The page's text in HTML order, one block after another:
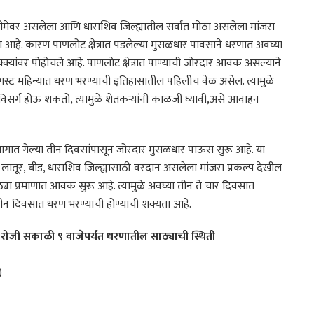
असलेला आणि धाराशिव जिल्ह्यातील सर्वात मोठा असलेला मांजरा
आहे. कारण पाणलोट क्षेत्रात पडलेल्या मुसळधार पावसाने धरणात अवघ्या
पोहोचले आहे. पाणलोट क्षेत्रात पाण्याची जोरदार आवक असल्याने
महिन्यात धरण भरण्याची इतिहासातील पहिलीच वेळ असेल. त्यामुळे
होऊ शकतो, त्यामुळे शेतकऱ्यांनी काळजी घ्यावी,असे आवाहन
गेल्या तीन दिवसांपासून जोरदार मुसळधार पाऊस सुरू आहे. या
बीड, धाराशिव जिल्ह्यासाठी वरदान असलेला मांजरा प्रकल्प देखील
प्रमाणात आवक सुरू आहे. त्यामुळे अवघ्या तीन ते चार दिवसात
दिवसात धरण भरण्याची होण्याची शक्यता आहे.
सकाळी ९ वाजेपर्यंत धरणातील साठ्याची स्थिती